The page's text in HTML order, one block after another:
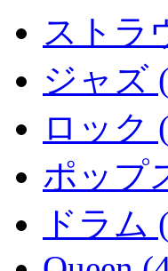
ストラ
ジャズ
ロック
ポップ
ドラム